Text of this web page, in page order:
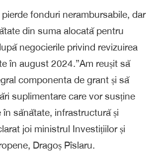
fonduri nerambursabile, dar
din suma alocată pentru
negocierile privind revizuirea
în august 2024.”Am reușit să
componenta de grant și să
suplimentare care vor susține
în sănătate, infrastructură și
joi ministrul Investițiilor și
Dragoș Pîslaru.